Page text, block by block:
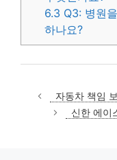
6.3 Q3: 병원
하나요?
자동차 책임
신한 에이